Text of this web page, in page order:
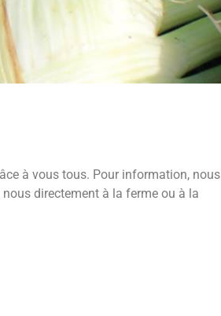
à vous tous. Pour information, nous
directement à la ferme ou à la